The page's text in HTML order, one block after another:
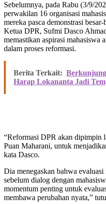
Sebelumnya, pada Rabu (3/9/
perwakilan 16 organisasi
mereka pasca demonstrasi
Ketua DPR, Sufmi Dasco
memastikan aspirasi mahasiswa
dalam proses reformasi.
Berita Terkait:
Harap Lokananta Jadi
“Reformasi DPR akan dipimpin
Puan Maharani, untuk
kata Dasco.
Dia menegaskan bahwa
sebelum dialog dengan
momentum penting untuk
membawa perubahan nyata,”